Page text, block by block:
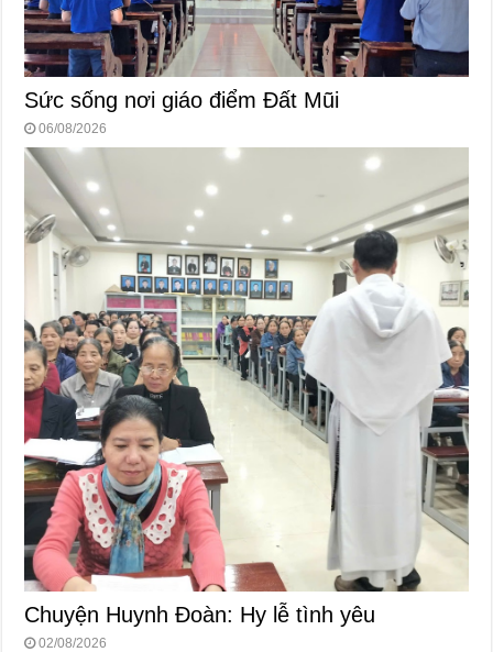
Sức sống nơi giáo điểm Đất Mũi
06/08/2026
Chuyện Huynh Đoàn: Hy lễ tình yêu
02/08/2026